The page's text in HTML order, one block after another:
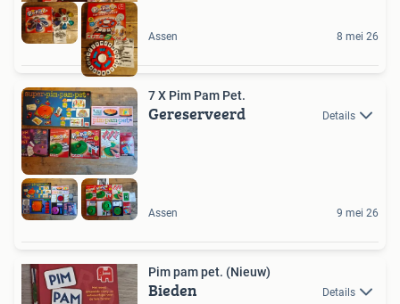
Assen 8 mei 26
7 X Pim Pam Pet.
Gereserveerd Details
Assen 9 mei 26
Pim pam pet. (Nieuw)
Bieden Details